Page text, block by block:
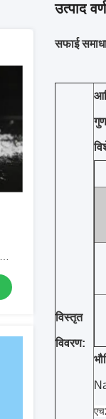
उत्पाद
सफाई
विस्तृत
विवरण: